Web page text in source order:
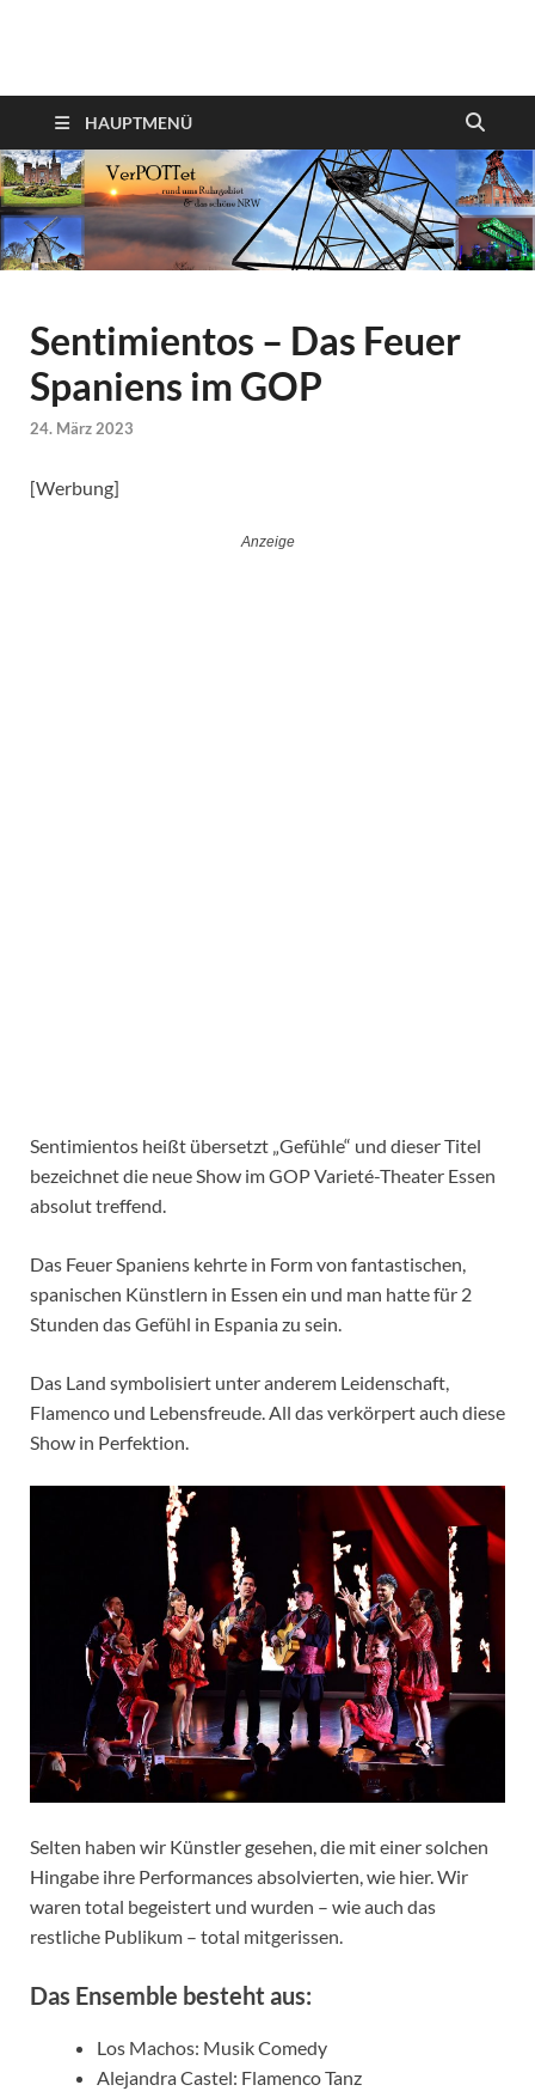
VerPOTTet
HAUPTMENÜ
Sentimientos – Das Feuer
Spaniens im GOP
24. März 2023
[Werbung]
Sentimientos heißt übersetzt „Gefühle“ und dieser Titel
bezeichnet die neue Show im GOP Varieté-Theater Essen
absolut treffend.
Das Feuer Spaniens kehrte in Form von fantastischen,
spanischen Künstlern in Essen ein und man hatte für 2
Stunden das Gefühl in Espania zu sein.
Das Land symbolisiert unter anderem Leidenschaft,
Flamenco und Lebensfreude. All das verkörpert auch diese
Show in Perfektion.
Selten haben wir Künstler gesehen, die mit einer solchen
Hingabe ihre Performances absolvierten, wie hier. Wir
waren total begeistert und wurden – wie auch das
restliche Publikum – total mitgerissen.
Das Ensemble besteht aus:
Los Machos: Musik Comedy
Alejandra Castel: Flamenco Tanz